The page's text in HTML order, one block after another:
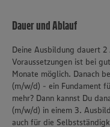
Dauer und Ablauf
Deine Ausbildung dauert
Voraussetzungen ist bei
Monate möglich. Danach
(m/w/d) - ein Fundament
mehr? Dann kannst Du
(m/w/d) in einem 3.
auch für die